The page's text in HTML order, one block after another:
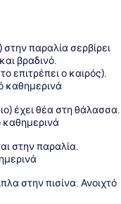
στην παραλία σερβίρει
βραδινό.
επιτρέπει ο καιρός).
καθημερινά
έχει θέα στη θάλασσα.
καθημερινά
στην παραλία.
στην πισίνα. Ανοιχτό